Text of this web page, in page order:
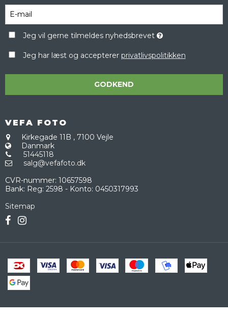
Jeg vil gerne tilmeldes nyhedsbrevet
Jeg har læst og accepterer privatlivspolitikken
GODKEND
VEFA FOTO
Kirkegade 11B , 7100 Vejle
Danmark
51445118
salg@vefafoto.dk
CVR-nummer: 10657598
Bank: Reg: 2598 - Konto: 0450317993
Sitemap